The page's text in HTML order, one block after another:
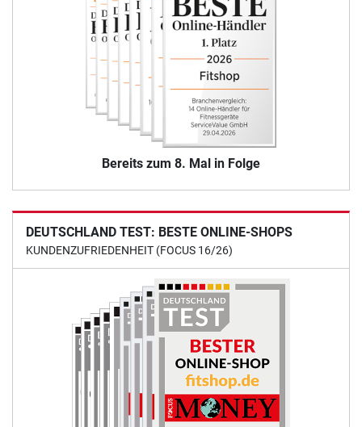
Bereits zum 8. Mal in Folge
DEUTSCHLAND TEST: BESTE ONLINE-SHOPS
KUNDENZUFRIEDENHEIT (FOCUS 16/26)